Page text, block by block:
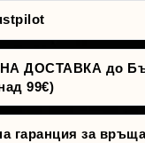
ДОСТАВКА до
99€)
гаранция за